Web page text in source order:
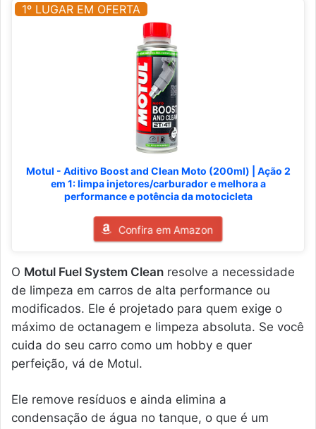
1º LUGAR EM OFERTA
Motul - Aditivo Boost and Clean Moto (200ml) | Ação 2
em 1: limpa injetores/carburador e melhora a
performance e potência da motocicleta
Confira em Amazon
O Motul Fuel System Clean resolve a necessidade
de limpeza em carros de alta performance ou
modificados. Ele é projetado para quem exige o
máximo de octanagem e limpeza absoluta. Se você
cuida do seu carro como um hobby e quer
perfeição, vá de Motul.
Ele remove resíduos e ainda elimina a
condensação de água no tanque, o que é um